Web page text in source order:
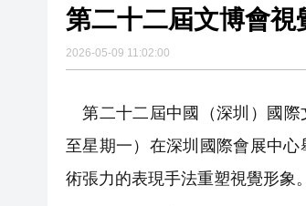
第二十二屆文博會
2026-05-09 11:02:00
第二十二屆中國（深圳）國際
至星期一）在深圳國際會展中
術張力的表現手法重塑視覺形象。